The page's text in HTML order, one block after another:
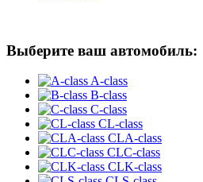
Выберите ваш автомобиль:
A-class
B-class
C-class
CL-class
CLA-class
CLC-class
CLK-class